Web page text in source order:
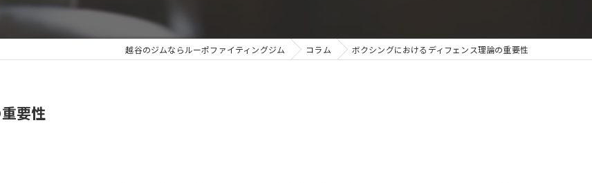
越谷のジムならルーポファイティングジム コラム ボクシングにおけるディフェンス理論の重要性
要性